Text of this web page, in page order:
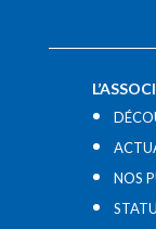
NOS